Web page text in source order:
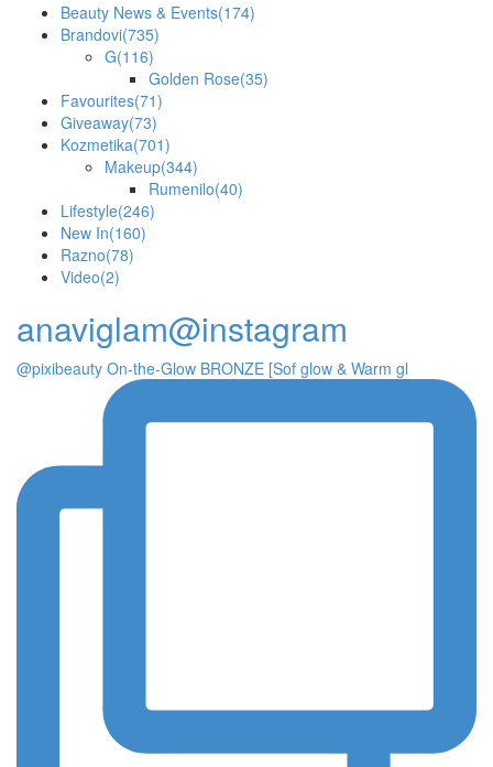
Beauty News & Events(174)
Brandovi(735)
G(116)
Golden Rose(35)
Favourites(71)
Giveaway(73)
Kozmetika(701)
Makeup(344)
Rumenilo(40)
Lifestyle(246)
New In(160)
Razno(78)
Video(2)
anaviglam@instagram
@pixibeauty On-the-Glow BRONZE [Sof glow & Warm gl